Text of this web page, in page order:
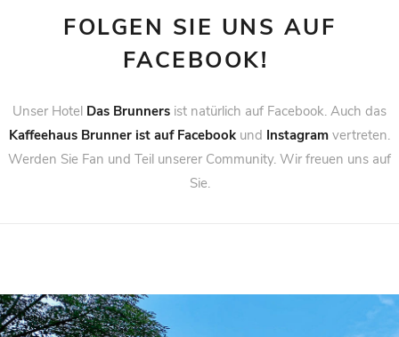
FOLGEN SIE UNS AUF
FACEBOOK!
Unser Hotel Das Brunners ist natürlich auf Facebook. Auch das
Kaffeehaus Brunner ist auf Facebook und Instagram vertreten.
Werden Sie Fan und Teil unserer Community. Wir freuen uns auf
Sie.